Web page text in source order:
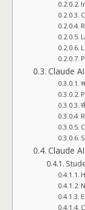
Claude
Claude